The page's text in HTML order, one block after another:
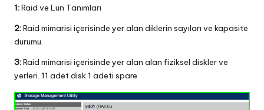
1:Raid ve Lun Tanımları
2:Raid mimarisi içerisinde yer alan diklerin sayıları ve kapasite
durumu.
3:Raid mimarisi içerisinde yer alan alan fiziksel diskler ve
yerleri. 11 adet disk 1 adeti spare